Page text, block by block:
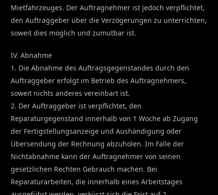
Mietfahrzeuges. Der Auftragnehmer ist jedoch verpflichtet,
den Auftraggeber über die Verzögerungen zu unterrichten,
soweit dies möglich und zumutbar ist.
IV. Abnahme
1. Die Abnahme des Auftragsgegenstandes durch den
Auftraggeber erfolgt im Betrieb des Auftragnehmers,
soweit nichts anderes vereinbart ist.
2. Der Auftraggeber ist verpflichtet, den
Reparaturgegenstand innerhalb von 1 Woche ab Zugang
der Fertigstellungsanzeige und Aushändigung oder
Übersendung der Rechnung abzuholen. Im Falle der
Nichtabnahme kann der Auftragnehmer von seinen
gesetzlichen Rechten Gebrauch machen. Bei
Reparaturarbeiten, die innerhalb eines Arbeitstages